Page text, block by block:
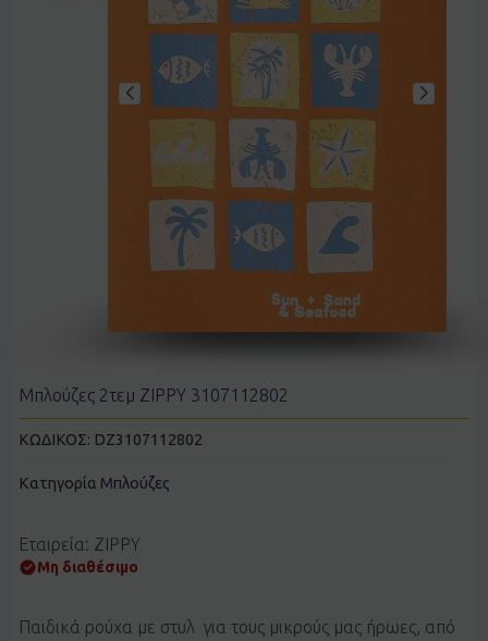
Μπλούζες 2τεμ ZIPPY 3107112802
ΚΩΔΙΚΟΣ: DZ3107112802
Κατηγορία Μπλούζες
Εταιρεία: ZIPPY
Μη διαθέσιμο
Παιδικά ρούχα με στυλ για τους μικρούς μας ήρωες, από